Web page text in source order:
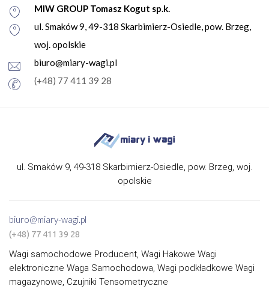
MIW GROUP Tomasz Kogut sp.k.
ul. Smaków 9, 49-318 Skarbimierz-Osiedle, pow. Brzeg,
woj. opolskie
biuro@miary-wagi.pl
(+48) 77 411 39 28
ul. Smaków 9, 49-318 Skarbimierz-Osiedle, pow. Brzeg, woj.
opolskie
biuro@miary-wagi.pl
(+48) 77 411 39 28
Wagi samochodowe Producent, Wagi Hakowe Wagi
elektroniczne Waga Samochodowa, Wagi podkładkowe Wagi
magazynowe, Czujniki Tensometryczne